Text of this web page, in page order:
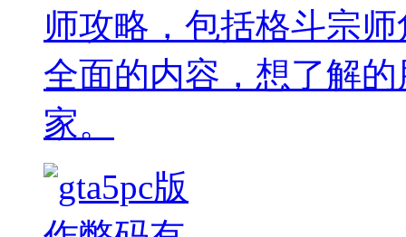
师攻略，包括格斗宗
全面的内容，想了解
家。